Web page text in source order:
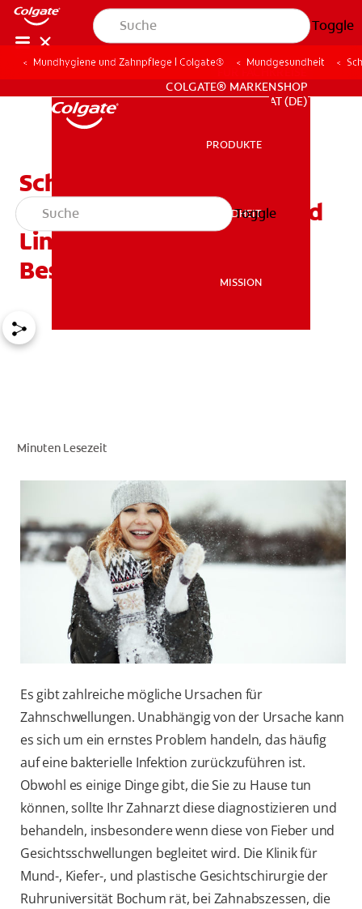
Toggle
MISSION
COLGATE® MARKENSHOP
FÜR FACHKREISE
COLGATE® MARKENSHOP
AT (DE)
PRODUKTE
MUNDGESUNDHEIT
MISSION
Toggle
Mundhygiene und Zahnpflege | Colgate® Mundgesundheit
Schwellungen am
Zahnfleisch: Ursachen und
Linderung von
Beschwerden
Minuten Lesezeit
Es gibt zahlreiche mögliche Ursachen für
Zahnschwellungen. Unabhängig von der Ursache kann
es sich um ein ernstes Problem handeln, das häufig
auf eine bakterielle Infektion zurückzuführen ist.
Obwohl es einige Dinge gibt, die Sie zu Hause tun
können, sollte Ihr Zahnarzt diese diagnostizieren und
behandeln, insbesondere wenn diese von Fieber und
Gesichtsschwellungen begleitet wird. Die Klinik für
Mund-, Kiefer-, und plastische Gesichtschirurgie der
Ruhruniversität Bochum rät, bei Zahnabszessen, die